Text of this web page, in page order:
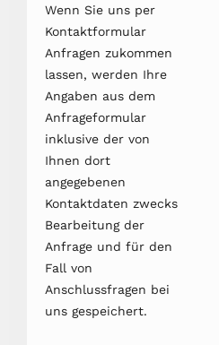
Wenn Sie uns per
Kontaktformular
Anfragen zukommen
lassen, werden Ihre
Angaben aus dem
Anfrageformular
inklusive der von
Ihnen dort
angegebenen
Kontaktdaten zwecks
Bearbeitung der
Anfrage und für den
Fall von
Anschlussfragen bei
uns gespeichert.